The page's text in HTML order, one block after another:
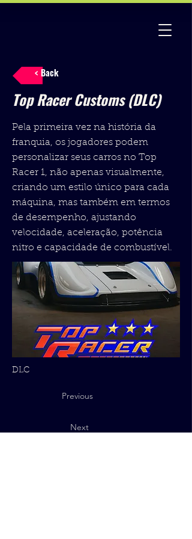
< Back
Top Racer Customs (DLC)
Pela primeira vez na história da
franquia, os jogadores podem
personalizar seus carros no Top
Racer 1, não apenas visualmente,
criando um estilo único para cada
máquina, mas também em termos
de desempenho, ajustando
velocidade, aceleração, potência
nitro e capacidade de combustível.
DLC
Previous
Next